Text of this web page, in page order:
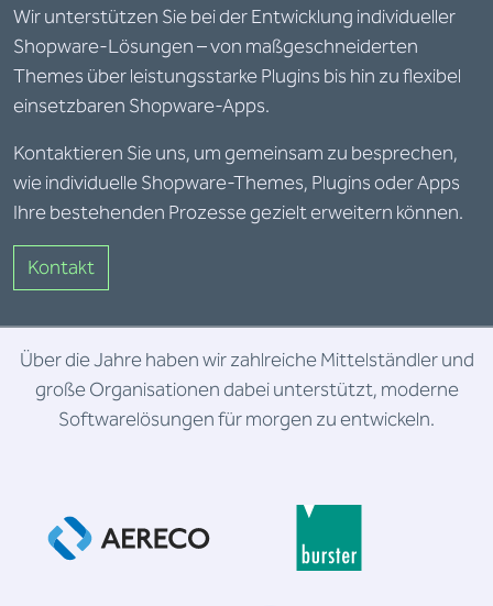
Wir unterstützen Sie bei der Entwicklung individueller
Shopware-Lösungen – von maßgeschneiderten
Themes über leistungsstarke Plugins bis hin zu flexibel
einsetzbaren Shopware-Apps.
Kontaktieren Sie uns, um gemeinsam zu besprechen,
wie individuelle Shopware-Themes, Plugins oder Apps
Ihre bestehenden Prozesse gezielt erweitern können.
Kontakt
Über die Jahre haben wir zahlreiche Mittelständler und
große Organisationen dabei unterstützt, moderne
Softwarelösungen für morgen zu entwickeln.